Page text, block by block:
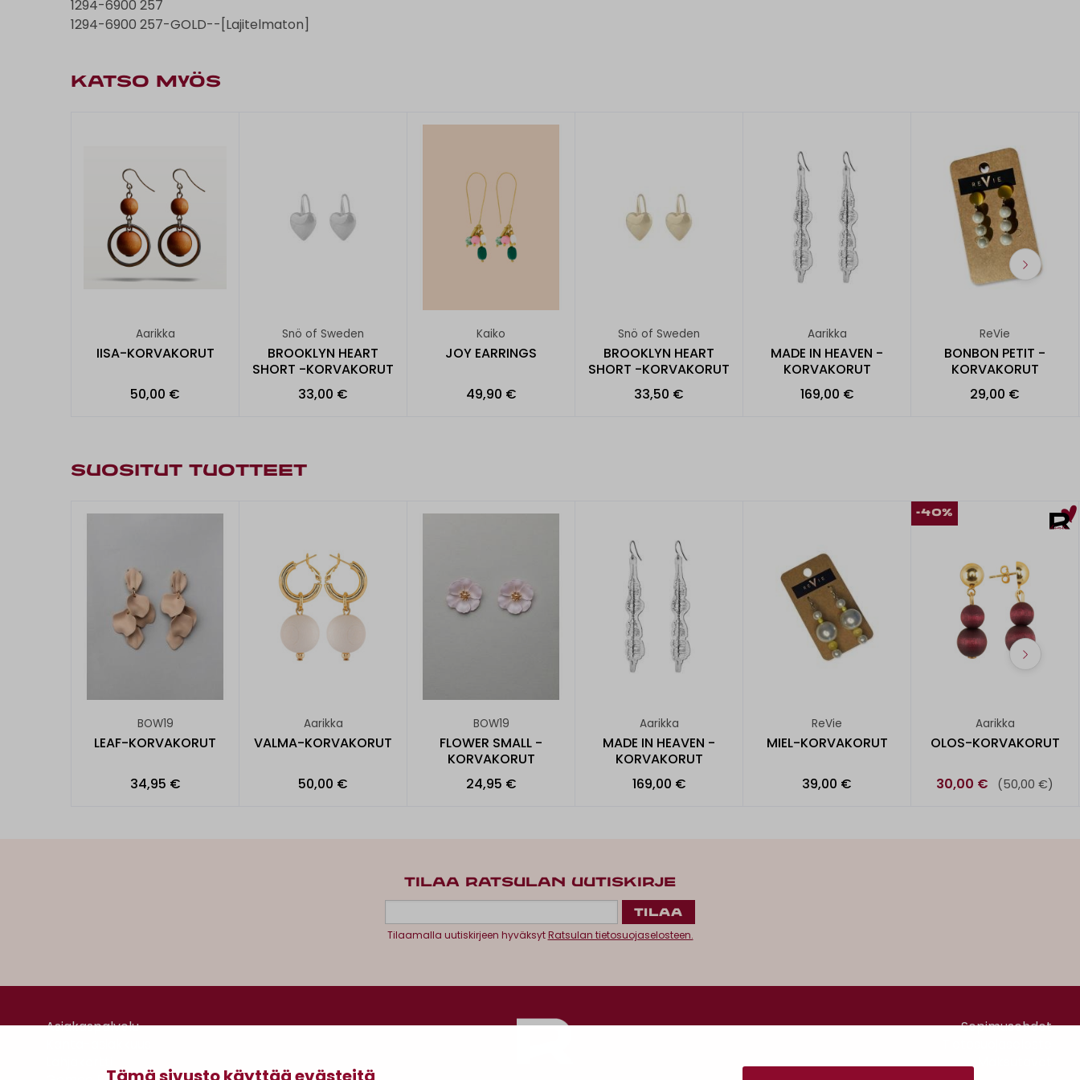
1294-6900 257
1294-6900 257-GOLD--[Lajitelmaton]
KATSO MYÖS
Aarikka
IISA-KORVAKORUT
50,00 €
Snö of Sweden
BROOKLYN HEART
SHORT -KORVAKORUT
33,00 €
Kaiko
JOY EARRINGS
49,90 €
Snö of Sweden
BROOKLYN HEART
SHORT -KORVAKORUT
33,50 €
Aarikka
MADE IN HEAVEN -
KORVAKORUT
169,00 €
ReVie
BONBON PETIT -
KORVAKORUT
29,00 €
SUOSITUT TUOTTEET
BOW19
LEAF-KORVAKORUT
34,95 €
Aarikka
VALMA-KORVAKORUT
50,00 €
BOW19
FLOWER SMALL -
KORVAKORUT
24,95 €
Aarikka
MADE IN HEAVEN -
KORVAKORUT
169,00 €
ReVie
MIEL-KORVAKORUT
39,00 €
-40%
Aarikka
OLOS-KORVAKORUT
30,00 € (50,00 €)
TILAA RATSULAN UUTISKIRJE
Tilaamalla uutiskirjeen hyväksytRatsulan tietosuojaselosteen.
Asiakaspalvelu
Sopimusehdot